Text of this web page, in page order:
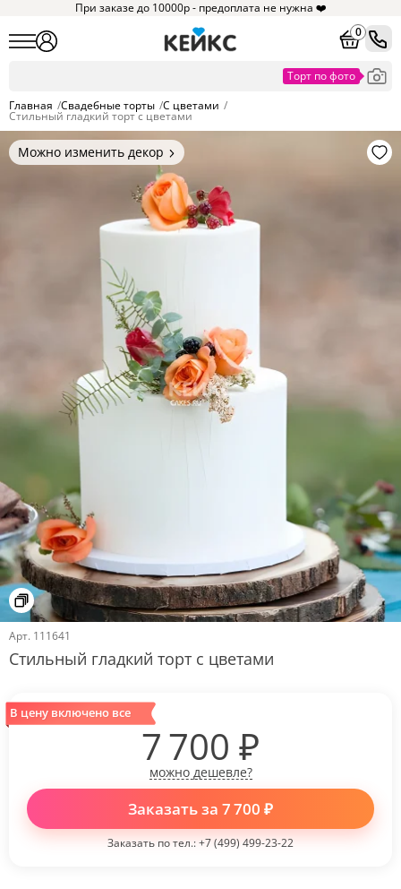
При заказе до 10000р - предоплата не нужна ❤️
0
Главная /Свадебные торты /С цветами /
Стильный гладкий торт с цветами
Можно изменить декор
Цвет покрытия, надписи,
элементы и фигурки.
Арт. 111641
Стильный гладкий торт с цветами
В цену включено все
7 700 ₽
можно дешевле?
Заказать за 7 700 ₽
Заказать по тел.:+7 (499) 499-23-22